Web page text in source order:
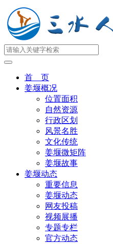
首 页
姜堰概况
位置面积
自然资源
行政区划
风景名胜
文化传统
姜堰微矩阵
姜堰故事
姜堰动态
重要信息
姜堰动态
网友投稿
视频展播
专题专栏
官方动态